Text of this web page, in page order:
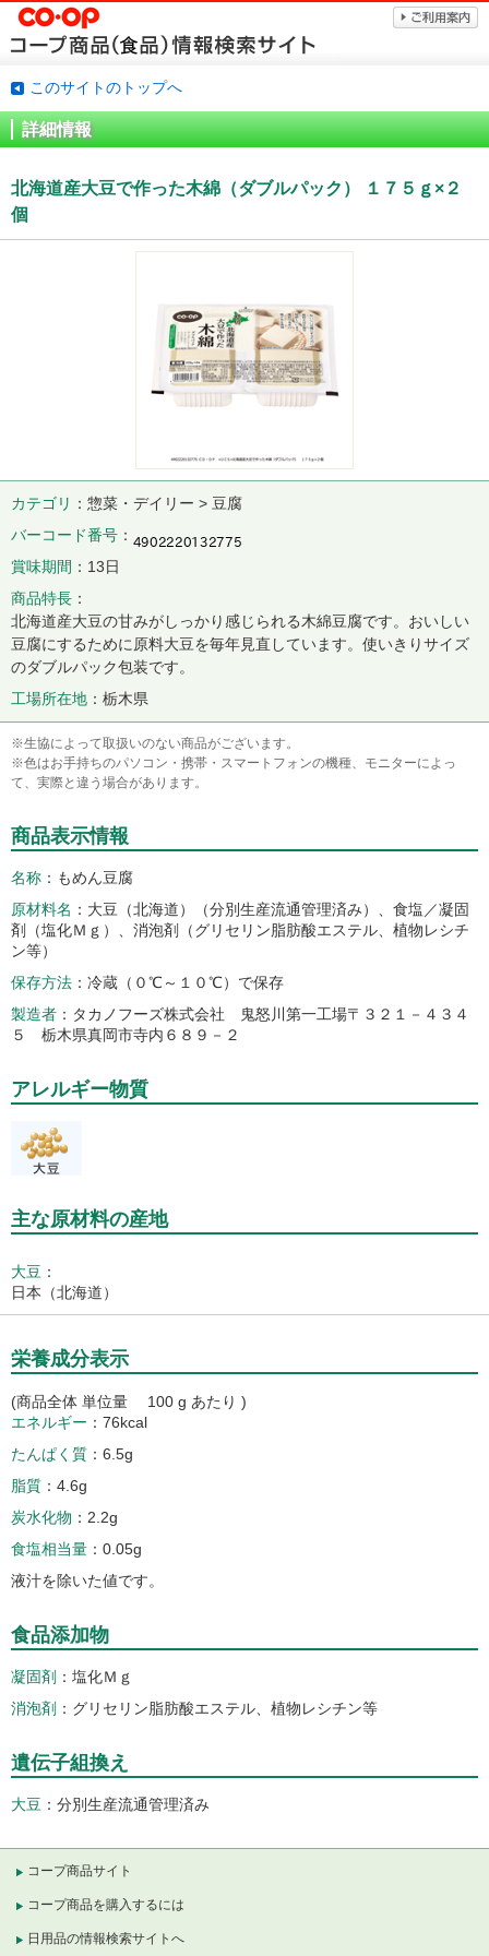
このサイトのトップへ
詳細情報
北海道産大豆で作った木綿（ダブルパック） １７５ｇ×２
個
カテゴリ
惣菜・デイリー > 豆腐
バーコード番号
賞味期間
13日
商品特長
北海道産大豆の甘みがしっかり感じられる木綿豆腐です。おいしい
豆腐にするために原料大豆を毎年見直しています。使いきりサイズ
のダブルパック包装です。
工場所在地
栃木県
※生協によって取扱いのない商品がございます。
※色はお手持ちのパソコン・携帯・スマートフォンの機種、モニターによっ
て、実際と違う場合があります。
商品表示情報
名称
もめん豆腐
原材料名
大豆（北海道）（分別生産流通管理済み）、食塩／凝固
剤（塩化Ｍｇ）、消泡剤（グリセリン脂肪酸エステル、植物レシチ
ン等）
保存方法
冷蔵（０℃～１０℃）で保存
製造者
タカノフーズ株式会社 鬼怒川第一工場〒３２１－４３４
５ 栃木県真岡市寺内６８９－２
アレルギー物質
主な原材料の産地
大豆 ：
日本（北海道）
栄養成分表示
(商品全体 単位量 100 g あたり )
エネルギー
76kcal
たんぱく質
6.5g
脂質
4.6g
炭水化物
2.2g
食塩相当量
0.05g
液汁を除いた値です。
食品添加物
凝固剤
塩化Ｍｇ
消泡剤
グリセリン脂肪酸エステル、植物レシチン等
遺伝子組換え
大豆 分別生産流通管理済み
コープ商品サイト
コープ商品を購入するには
日用品の情報検索サイトへ